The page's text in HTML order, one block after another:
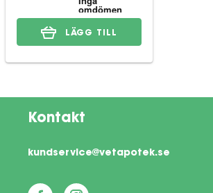
LÄGG TILL
Kontakt
kundservice@vetapotek.se